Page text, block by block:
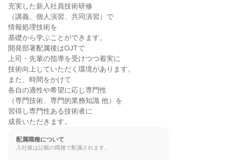
充実した新入社員技術研修
（講義、個人演習、共同演習）で
情報処理技術を
基礎から学ぶことができます。
開発部署配属後はOJTで
上司・先輩の指導を受けつつ着実に
技術向上していただく環境があります。
また、時間をかけて
各自の適性や希望に応じ専門性
（専門技術、専門的業務知識 他）を
習得し専門性ある技術者に
成長いただきます。
配属職種について
入社後は記載の職種で配属されます。